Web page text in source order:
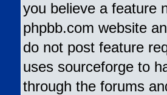
you believe a feature
phpbb.com website
do not post feature
uses sourceforge to
through the forums